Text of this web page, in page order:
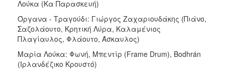
Λούκα (Κα Παρασκευή)
Όργανα - Τραγούδι: Γιώργος Ζαχαριουδάκης (Πιάνο,
Σαζολάουτο, Κρητική Λύρα, Καλαμένιος
Πλαγίαυλος, Φλάουτο, Άσκαυλος)
Μαρία Λούκα: Φωνή, Μπεντίρ (Frame Drum), Bodhrán
(Ιρλανδέζικο Κρουστό)